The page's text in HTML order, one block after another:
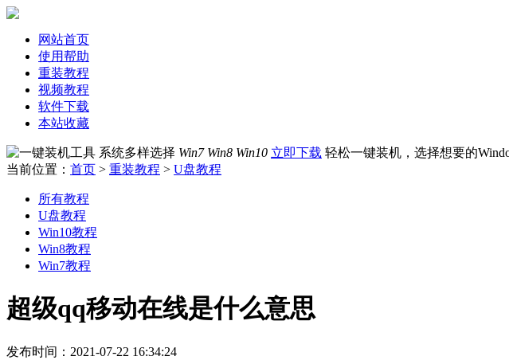
网站首页
使用帮助
重装教程
视频教程
软件下载
本站收藏
系统多样选择 Win7 Win8 Win10 立即下载 轻松一键装机，选择想要的
当前位置： 首页 > 重装教程 > U盘教程
所有教程
U盘教程
Win10教程
Win8教程
Win7教程
超级qq移动在线是什么意思
发布时间：2021-07-22 16:34:24